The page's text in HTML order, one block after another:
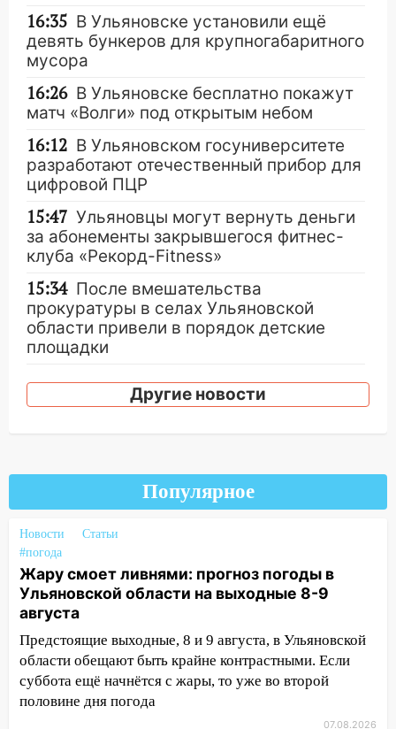
16:35 В Ульяновске установили ещё
девять бункеров для крупногабаритного
мусора
16:26 В Ульяновске бесплатно покажут
матч «Волги» под открытым небом
16:12 В Ульяновском госуниверситете
разработают отечественный прибор для
цифровой ПЦР
15:47 Ульяновцы могут вернуть деньги
за абонементы закрывшегося фитнес-
клуба «Рекорд-Fitness»
15:34 После вмешательства
прокуратуры в селах Ульяновской
области привели в порядок детские
площадки
15:27 Прокуратура проверяет
капремонт школы в селе Кивать
пешеходных переходах
14:40
На проспекте Гая в Ульяновске
50-метровом участке
14:22
В Новом городе 8 августа пройдет
большой фестиваль «Наше время» с
мотофристайлом и концертом
«Мураками»
14:04 Жару смоет ливнями: прогноз
погоды в Ульяновской области на
выходные 8-9 августа
Другие новости
Популярное
Новости
Статьи
#погода
Жару смоет ливнями: прогноз погоды в
Ульяновской области на выходные 8-9
августа
Предстоящие выходные, 8 и 9 августа, в Ульяновской
области обещают быть крайне контрастными. Если
суббота ещё начнётся с жары, то уже во второй
половине дня погода
07.08.2026